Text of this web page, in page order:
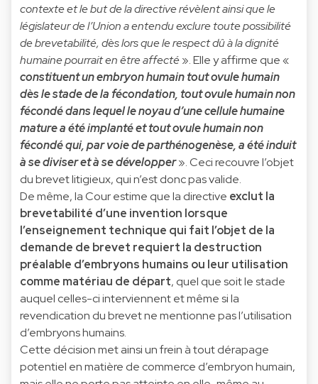
contexte et le but de la directive révèlent ainsi que le
législateur de l’Union a entendu exclure toute possibilité
de brevetabilité, dès lors que le respect dû à la dignité
humaine pourrait en être affecté». Elle y affirme que «
constituent un embryon humain tout ovule humain
dès le stade de la fécondation, tout ovule humain non
fécondé dans lequel le noyau d’une cellule humaine
mature a été implanté et tout ovule humain non
fécondé qui, par voie de parthénogenèse, a été induit
à se diviser et à se développer». Ceci recouvre l’objet
du brevet litigieux, qui n’est donc pas valide.
De même, la Cour estime que la directive exclut la
brevetabilité d’une invention lorsque
l’enseignement technique qui fait l’objet de la
demande de brevet requiert la destruction
préalable d’embryons humains ou leur utilisation
comme matériau de départ, quel que soit le stade
auquel celles-ci interviennent et même si la
revendication du brevet ne mentionne pas l’utilisation
d’embryons humains.
Cette décision met ainsi un frein à tout dérapage
potentiel en matière de commerce d’embryon humain,